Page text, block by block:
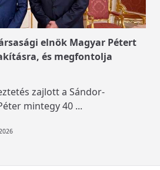
elnök Magyar Pétert
és megfontolja
zajlott a Sándor-
mintegy 40 ...